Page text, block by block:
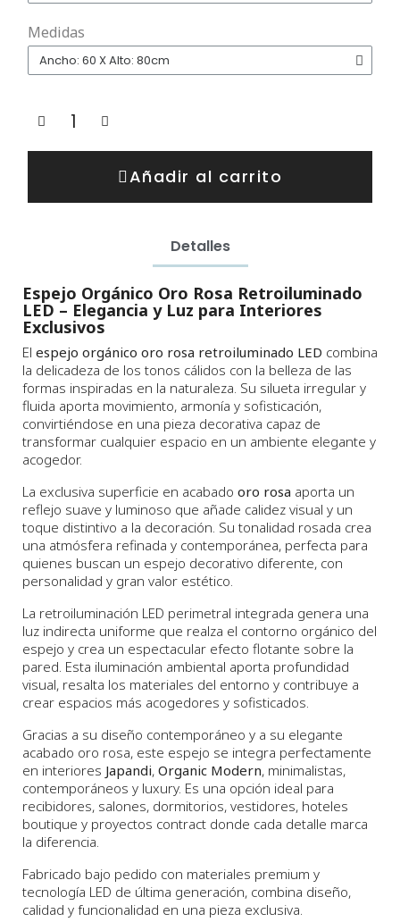
Medidas
Añadir al carrito
Detalles
Espejo Orgánico Oro Rosa Retroiluminado
LED – Elegancia y Luz para Interiores
Exclusivos
El espejo orgánico oro rosa retroiluminado LED combina
la delicadeza de los tonos cálidos con la belleza de las
formas inspiradas en la naturaleza. Su silueta irregular y
fluida aporta movimiento, armonía y sofisticación,
convirtiéndose en una pieza decorativa capaz de
transformar cualquier espacio en un ambiente elegante y
acogedor.
La exclusiva superficie en acabado oro rosa aporta un
reflejo suave y luminoso que añade calidez visual y un
toque distintivo a la decoración. Su tonalidad rosada crea
una atmósfera refinada y contemporánea, perfecta para
quienes buscan un espejo decorativo diferente, con
personalidad y gran valor estético.
La retroiluminación LED perimetral integrada genera una
luz indirecta uniforme que realza el contorno orgánico del
espejo y crea un espectacular efecto flotante sobre la
pared. Esta iluminación ambiental aporta profundidad
visual, resalta los materiales del entorno y contribuye a
crear espacios más acogedores y sofisticados.
Gracias a su diseño contemporáneo y a su elegante
acabado oro rosa, este espejo se integra perfectamente
en interiores Japandi, Organic Modern, minimalistas,
contemporáneos y luxury. Es una opción ideal para
recibidores, salones, dormitorios, vestidores, hoteles
boutique y proyectos contract donde cada detalle marca
la diferencia.
Fabricado bajo pedido con materiales premium y
tecnología LED de última generación, combina diseño,
calidad y funcionalidad en una pieza exclusiva.